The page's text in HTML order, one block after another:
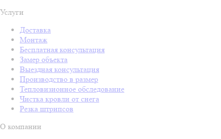
Услуги
Доставка
Монтаж
Бесплатная консультация
Замер объекта
Выездная консультация
Производство в размер
Тепловизионное обследование
Чистка кровли от снега
Резка штрипсов
О компании